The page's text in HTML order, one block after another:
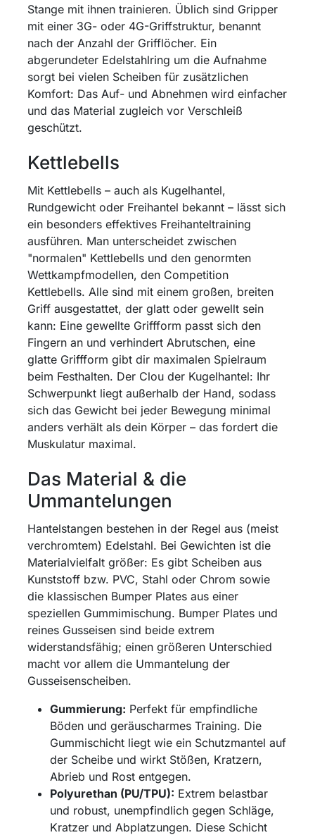
Stange mit ihnen trainieren. Üblich sind Gripper
mit einer 3G- oder 4G-Griffstruktur, benannt
nach der Anzahl der Grifflöcher. Ein
abgerundeter Edelstahlring um die Aufnahme
sorgt bei vielen Scheiben für zusätzlichen
Komfort: Das Auf- und Abnehmen wird einfacher
und das Material zugleich vor Verschleiß
geschützt.
Kettlebells
Mit Kettlebells – auch als Kugelhantel,
Rundgewicht oder Freihantel bekannt – lässt sich
ein besonders effektives Freihanteltraining
ausführen. Man unterscheidet zwischen
"normalen" Kettlebells und den genormten
Wettkampfmodellen, den Competition
Kettlebells. Alle sind mit einem großen, breiten
Griff ausgestattet, der glatt oder gewellt sein
kann: Eine gewellte Griffform passt sich den
Fingern an und verhindert Abrutschen, eine
glatte Griffform gibt dir maximalen Spielraum
beim Festhalten. Der Clou der Kugelhantel: Ihr
Schwerpunkt liegt außerhalb der Hand, sodass
sich das Gewicht bei jeder Bewegung minimal
anders verhält als dein Körper – das fordert die
Muskulatur maximal.
Das Material & die
Ummantelungen
Hantelstangen bestehen in der Regel aus (meist
verchromtem) Edelstahl. Bei Gewichten ist die
Materialvielfalt größer: Es gibt Scheiben aus
Kunststoff bzw. PVC, Stahl oder Chrom sowie
die klassischen Bumper Plates aus einer
speziellen Gummimischung. Bumper Plates und
reines Gusseisen sind beide extrem
widerstandsfähig; einen größeren Unterschied
macht vor allem die Ummantelung der
Gusseisenscheiben.
Gummierung: Perfekt für empfindliche
Böden und geräuscharmes Training. Die
Gummischicht liegt wie ein Schutzmantel auf
der Scheibe und wirkt Stößen, Kratzern,
Abrieb und Rost entgegen.
Polyurethan (PU/TPU): Extrem belastbar
und robust, unempfindlich gegen Schläge,
Kratzer und Abplatzungen. Diese Schicht